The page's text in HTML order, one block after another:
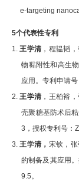
e-targeting
5个代表性专利
1.王学清 ，程韫韬
物黏附性和高生
应用。专利申请
2.王学清 ，王柏裕
壳聚糖基防术后
3 ，授权专利号：
3.王学清， 宋钦，
的制备及其应用。
9.5 。